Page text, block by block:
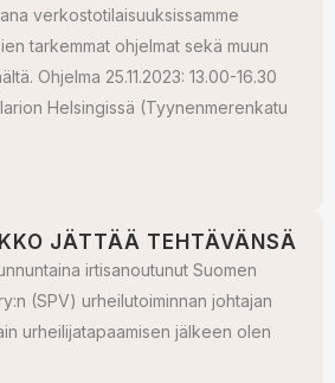
verkostotilaisuuksissamme
tarkemmat ohjelmat sekä muun
Ohjelma 25.11.2023: 13.00-16.30
Helsingissä (Tyynenmerenkatu
JÄTTÄÄ TEHTÄVÄNSÄ
irtisanoutunut Suomen
(SPV) urheilutoiminnan johtajan
urheilijatapaamisen jälkeen olen